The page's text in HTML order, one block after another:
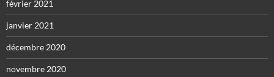
février 2021
janvier 2021
décembre 2020
novembre 2020